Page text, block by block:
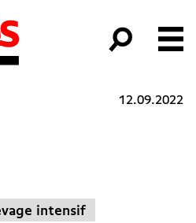
12.09.2022
intensif